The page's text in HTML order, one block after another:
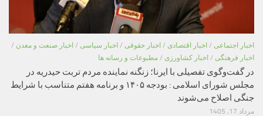
اخبار اجتماعی / اخبار اقتصادی / اخبار حقوقی / اخبار سیاسی / اخبار صنعت و معدن /
اخبار فرهنگی / اخبار کشاورزی / مطبوعات و رسانه ها
در گفت‌وگوی تفصیلی با ایرنا؛ زنگنه نماینده مردم تربت حیدریه در
مجلس شورای اسلامی : بودجه ۱۴۰۵ و برنامه هفتم متناسب با شرایط
جنگی اصلاح می‌شوند
مرداد 17, 1405